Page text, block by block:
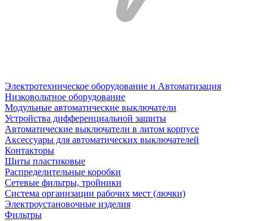
Электротехническое оборудование и Автоматизация
Низковольтное оборудование
Модульные автоматические выключатели
Устройства дифференциальной защиты
Автоматические выключатели в литом корпусе
Аксессуары для автоматических выключателей
Контакторы
Щиты пластиковые
Распределительные коробки
Сетевые фильтры, тройники
Система организации рабочих мест (лючки)
Электроустановочные изделия
Фильтры